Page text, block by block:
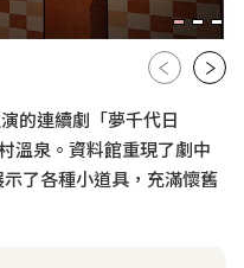
的連續劇「夢千代日
溫泉。資料館重現了劇中
了各種小道具，充滿懷舊